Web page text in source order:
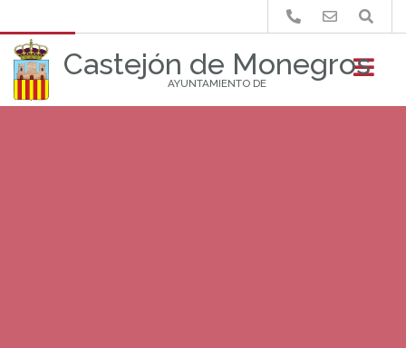
Castejón de Monegros
AYUNTAMIENTO DE
Buscar